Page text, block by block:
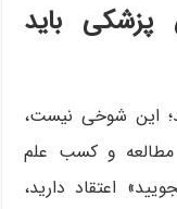
پزشکی باید
این شوخی نیست،
و کسب علم
اعتقاد دارید،